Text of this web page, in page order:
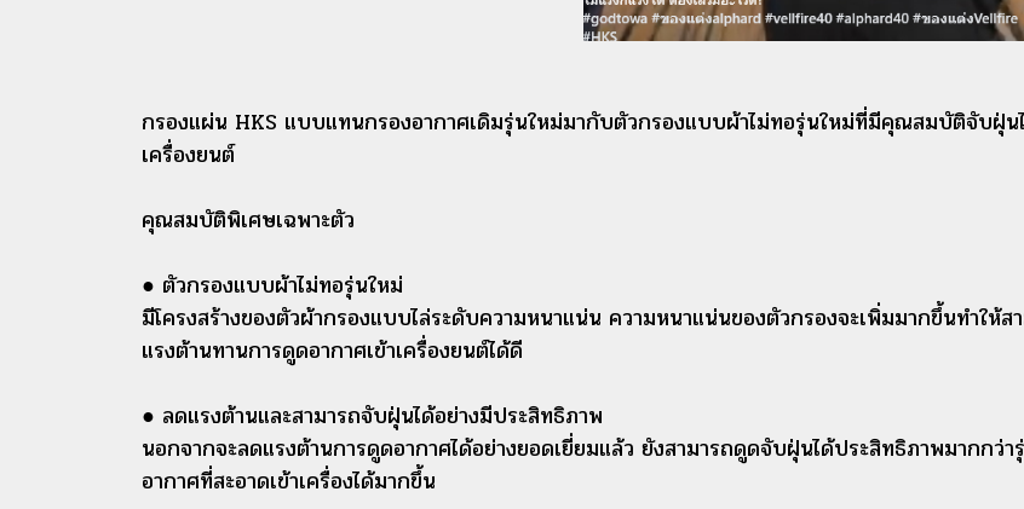
กรองแผ่น HKS แบบแทนกรองอากาศเดิมรุ่นใหม่มากับตัวกรองแบบผ้าไม่ทอรุ่นใหม่ที่มีคุณสมบัติจับฝุ่น
เครื่องยนต์
คุณสมบัติพิเศษเฉพาะตัว
● ตัวกรองแบบผ้าไม่ทอรุ่นใหม่
มีโครงสร้างของตัวผ้ากรองแบบไล่ระดับความหนาแน่น ความหนาแน่นของตัวกรองจะเพิ่มมากขึ้นทำใ
แรงต้านทานการดูดอากาศเข้าเครื่องยนต์ได้ดี
● ลดแรงต้านและสามารถจับฝุ่นได้อย่างมีประสิทธิภาพ
นอกจากจะลดแรงต้านการดูดอากาศได้อย่างยอดเยี่ยมแล้ว ยังสามารถดูดจับฝุ่นได้ประสิทธิภาพมากก
อากาศที่สะอาดเข้าเครื่องได้มากขึ้น